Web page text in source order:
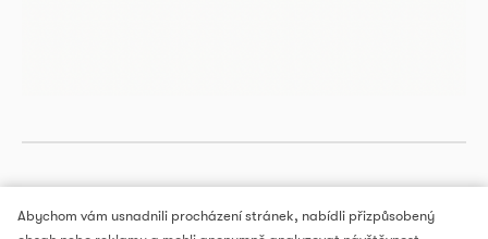
Abychom vám usnadnili procházení stránek, nabídli přizpůsobený